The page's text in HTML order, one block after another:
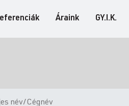
Áraink GY.I.K.